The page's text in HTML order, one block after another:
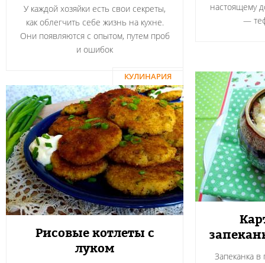
У каждой хозяйки есть свои секреты,
как облегчить себе жизнь на кухне.
Они появляются с опытом, путем проб
и ошибок
настоящему
―
Запеканка
КУЛИНАРИЯ
Рисовые котлеты с
луком